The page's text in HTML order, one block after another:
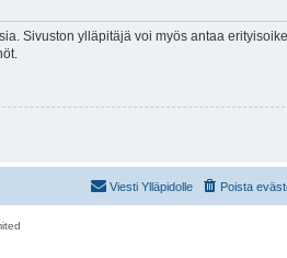
Sivuston ylläpitäjä voi myös antaa
Poista
Viesti Ylläpidolle